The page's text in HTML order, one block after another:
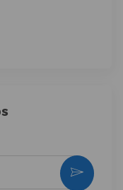
por e-mail
Ativar